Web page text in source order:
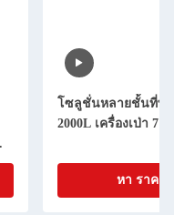
โซลูชั่นหลายชั้นที่ทั
2000L เครื่องเป่า 7
หา ราคา